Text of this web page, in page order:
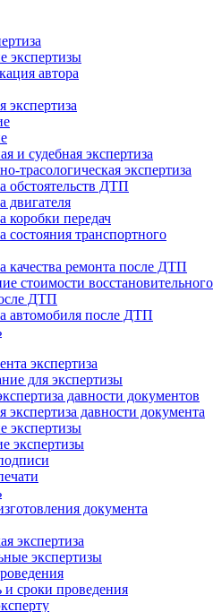
экспертизы
автора
экспертиза
и судебная экспертиза
трасологическая экспертиза
обстоятельств ДТП
двигателя
коробки передач
состояния транспортного
качества ремонта после ДТП
стоимости восстановительного
ДТП
автомобиля после ДТП
экспертиза
для экспертизы
давности документов
экспертиза давности документа
экспертизы
экспертизы
документа
экспертиза
экспертизы
и сроки проведения